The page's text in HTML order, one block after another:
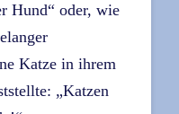
Hund“ oder, wie
Katze in ihrem
„Katzen